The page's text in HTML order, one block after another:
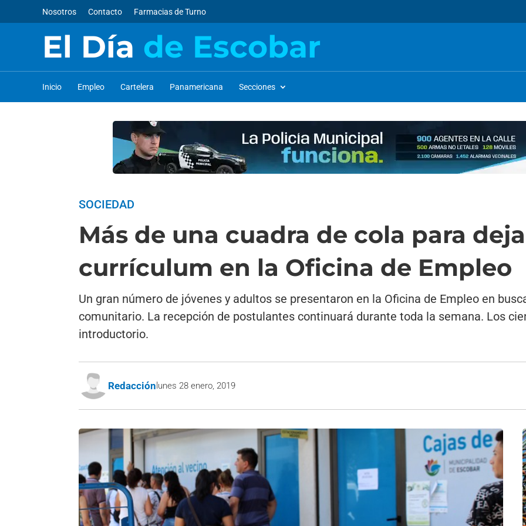
Nosotros Contacto Farmacias de Turno
El Día de Escobar
Inicio Empleo Cartelera Panamericana Secciones
SOCIEDAD
Más de una cuadra de cola para
currículum en la Oficina de Empleo
Un gran número de jóvenes y adultos se presentaron en la Oficina de Empleo en
comunitario. La recepción de postulantes continuará durante toda la semana. Los
introductorio.
Redacción lunes 28 enero, 2019